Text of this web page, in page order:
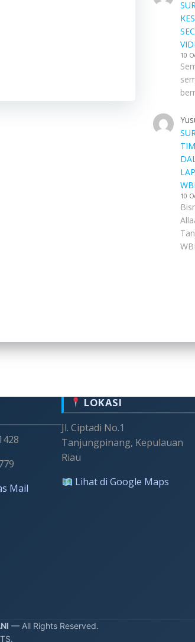
10
10
Mail
LOKASI
Jl. Ciptadi No.1
Tanjungpinang, Kepulauan
Riau
Lihat di Google Maps
— All Rights Reserved.